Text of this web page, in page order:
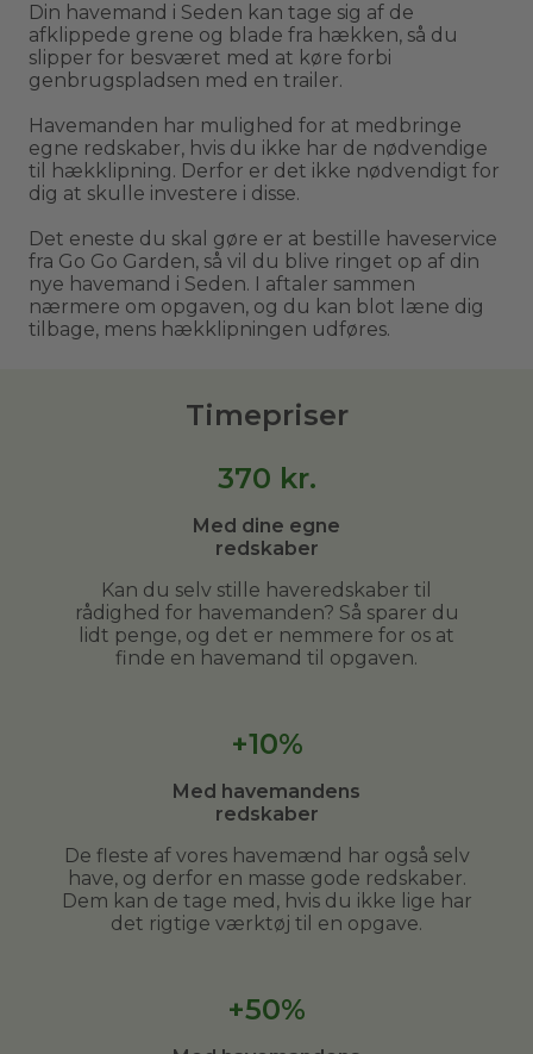
Din havemand i Seden kan tage sig af de
afklippede grene og blade fra hækken, så du
slipper for besværet med at køre forbi
genbrugspladsen med en trailer.
Havemanden har mulighed for at medbringe
egne redskaber, hvis du ikke har de nødvendige
til hækklipning. Derfor er det ikke nødvendigt for
dig at skulle investere i disse.
Det eneste du skal gøre er at bestille haveservice
fra Go Go Garden, så vil du blive ringet op af din
nye havemand i Seden. I aftaler sammen
nærmere om opgaven, og du kan blot læne dig
tilbage, mens hækklipningen udføres.
Timepriser
370 kr.
Med dine egne
redskaber
Kan du selv stille haveredskaber til
rådighed for havemanden? Så sparer du
lidt penge, og det er nemmere for os at
finde en havemand til opgaven.
+10%
Med havemandens
redskaber
De fleste af vores havemænd har også selv
have, og derfor en masse gode redskaber.
Dem kan de tage med, hvis du ikke lige har
det rigtige værktøj til en opgave.
+50%